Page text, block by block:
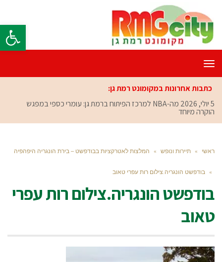
פתח
תפריט
כתבות אחרונות במקומונט רמת גן:
5 יולי, 2026
מה-NBA למרכז הפיתוח ברמת גן: עומרי כספי במפגש
הוקרה מיוחד
ראשי » תיירות ונופש » המלצות לאטרקציות בבודפשט – בירת הונגריה היפהפיה
» בודפשט הונגריה.צילום רות עפרי טאוב
בודפשט הונגריה.צילום רות עפרי
טאוב